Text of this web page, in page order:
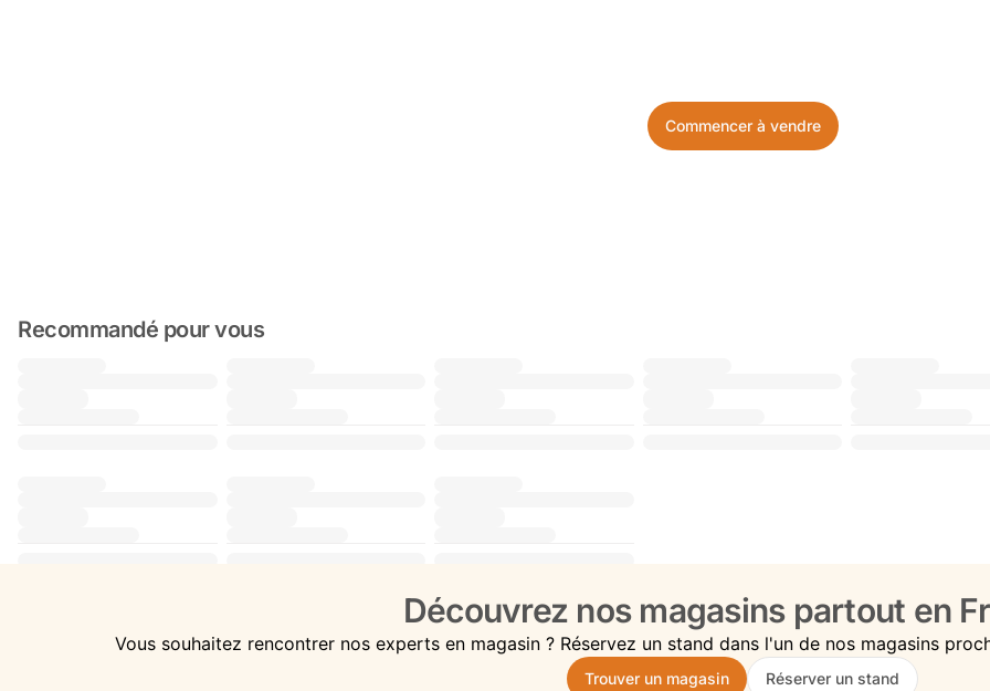
Commencer à vendre
Recommandé pour vous
Découvrez nos magasins partout en
Vous souhaitez rencontrer nos experts en magasin ? Réservez un stand dans l'un de nos magasins
Trouver un magasin Réserver un stand